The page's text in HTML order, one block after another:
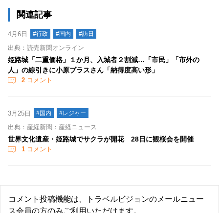
関連記事
4月6日 #行政 #国内 #訪日
出典：読売新聞オンライン
姫路城「二重価格」１か月、入城者２割減…「市民」「市外の
人」の線引きに小原ブラスさん「納得度高い形」
2 コメント
3月25日 #国内 #レジャー
出典：産経新聞：産経ニュース
世界文化遺産・姫路城でサクラが開花 28日に観桜会を開催
1 コメント
コメント投稿機能は、トラベルビジョンのメールニュー
ス会員の方のみご利用いただけます。